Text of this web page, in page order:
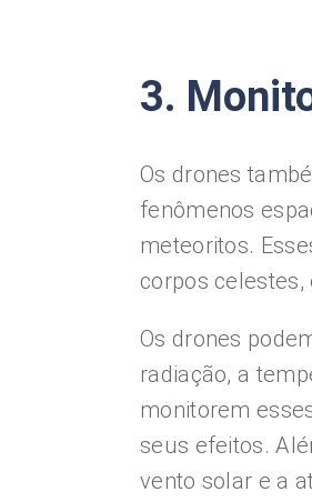
3.
Os drones
fenômenos
meteoritos.
corpos celestes,
Os drones
radiação, a
monitorem
seus efeitos.
vento solar e a